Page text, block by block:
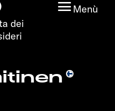
dei
Menù